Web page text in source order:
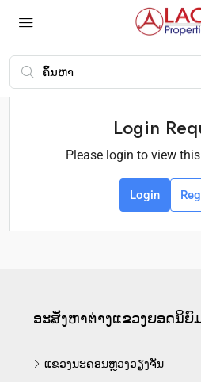
Login
Please login to view
Login
ອະ​ສັງ​ຫາ​ຕ່າງ​ແຂວງ​ຍອດ​ນິ​ຍົ
ແຂວງນະຄອນຫຼວງວຽງຈັນ